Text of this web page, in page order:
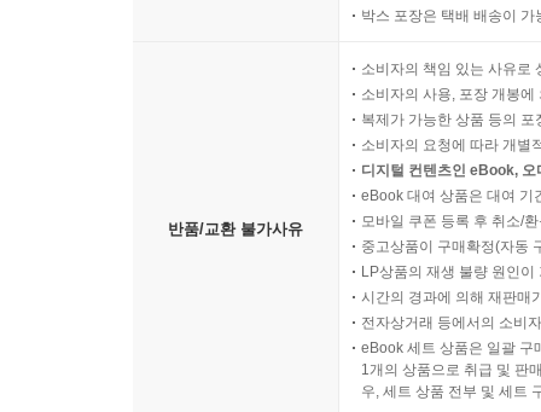
박스 포장은 택배 배송이
반품/교환 불가사유
소비자의 책임 있는 사유로
소비자의 사용, 포장 개봉
복제가 가능한 상품 등의
소비자의 요청에 따라 개별
디지털 컨텐츠인 eBook,
eBook 대여 상품은 대여 기
모바일 쿠폰 등록 후 취소/
중고상품이 구매확정(자동
LP상품의 재생 불량 원인
시간의 경과에 의해 재판매
전자상거래 등에서의 소비
eBook 세트 상품은 일괄 구
1개의 상품으로 취급 및 판
우, 세트 상품 전부 및 세트